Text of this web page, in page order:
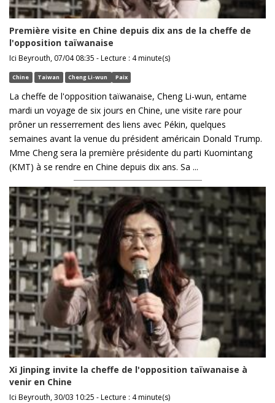
Première visite en Chine depuis dix ans de la cheffe de
l'opposition taïwanaise
Ici Beyrouth, 07/04 08:35 - Lecture : 4 minute(s)
Chine Taiwan Cheng Li-wun Paix
La cheffe de l'opposition taïwanaise, Cheng Li-wun, entame
mardi un voyage de six jours en Chine, une visite rare pour
prôner un resserrement des liens avec Pékin, quelques
semaines avant la venue du président américain Donald Trump.
Mme Cheng sera la première présidente du parti Kuomintang
(KMT) à se rendre en Chine depuis dix ans. Sa ...
Xi Jinping invite la cheffe de l'opposition taïwanaise à
venir en Chine
Ici Beyrouth, 30/03 10:25 - Lecture : 4 minute(s)